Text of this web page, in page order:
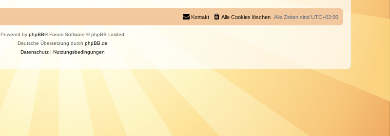
Alle Zeiten sind UTC+02:00
Alle Cookies löschen
Kontakt
Powered by phpBB® Forum Software © phpBB Limited
Deutsche Übersetzung durch phpBB.de
Datenschutz| Nutzungsbedingungen